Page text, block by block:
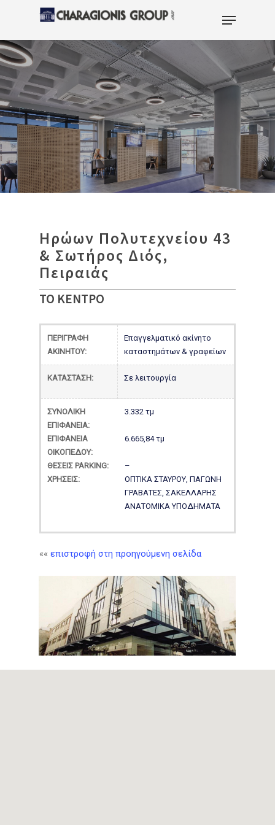
Hit enter to search or ESC to close
Ηρώων Πολυτεχνείου 43
& Σωτήρος Διός,
Πειραιάς
ΤΟ ΚΕΝΤΡΟ
ΠΕΡΙΓΡΑΦΗ
ΑΚΙΝΗΤΟΥ:
Επαγγελματικό ακίνητο
καταστημάτων & γραφείων
ΚΑΤΑΣΤΑΣΗ: Σε λειτουργία
ΣΥΝΟΛΙΚΗ
ΕΠΙΦΑΝΕΙΑ:
3.332 τμ
ΕΠΙΦΑΝΕΙΑ
ΟΙΚΟΠΕΔΟΥ:
6.665,84 τμ
ΘΕΣΕΙΣ PARKING:
–
ΧΡΗΣΕΙΣ:
ΟΠΤΙΚΑ ΣΤΑΥΡΟΥ, ΠΑΓΩΝΗ
ΓΡΑΒΑΤΕΣ, ΣΑΚΕΛΛΑΡΗΣ
ΑΝΑΤΟΜΙΚΑ ΥΠΟΔΗΜΑΤΑ
«« επιστροφή στη προηγούμενη σελίδα